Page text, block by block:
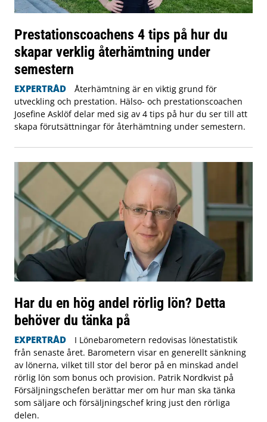
Prestationscoachens 4 tips på hur du
skapar verklig återhämtning under
semestern
EXPERTRÅD
Återhämtning är en viktig grund för
utveckling och prestation. Hälso- och prestationscoachen
Josefine Asklöf delar med sig av 4 tips på hur du ser till att
skapa förutsättningar för återhämtning under semestern.
Har du en hög andel rörlig lön? Detta
behöver du tänka på
EXPERTRÅD
I Lönebarometern redovisas lönestatistik
från senaste året. Barometern visar en generellt sänkning
av lönerna, vilket till stor del beror på en minskad andel
rörlig lön som bonus och provision. Patrik Nordkvist på
Försäljningschefen berättar mer om hur man ska tänka
som säljare och försäljningschef kring just den rörliga
delen.